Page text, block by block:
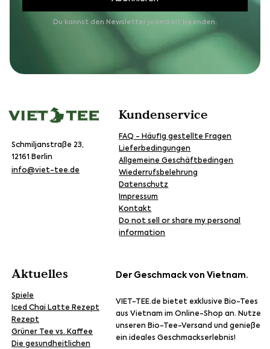
Du kannst den Newsletter jederzeit beenden.
Schmiljanstraße 23,
12161 Berlin
info@viet-tee.de
Kundenservice
FAQ - Häufig gestellte Fragen
Lieferbedingungen
Allgemeine Geschäftbedingen
Wiederrufsbelehrung
Datenschutz
Impressum
Kontakt
Do not sell or share my personal
information
Aktuelles
Spiele
Iced Chai Latte Rezept
Rezept
Grüner Tee vs. Kaffee
Die gesundheitlichen
Der Geschmack von Vietnam.
VIET-TEE.de bietet exklusive Bio-Tees
aus Vietnam im Online-Shop an. Nutze
unseren Bio-Tee-Versand und genieße
ein ideales Geschmackserlebnis!